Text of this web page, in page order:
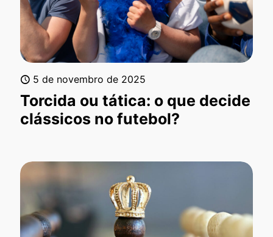
5 de novembro de 2025
Torcida ou tática: o que decide
clássicos no futebol?